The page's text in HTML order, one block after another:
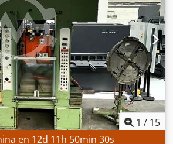
de control: Convencional Número
1 / 15
en 12d 11h 50min 28s